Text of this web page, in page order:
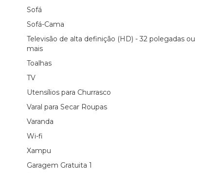
Sofá
Sofá-Cama
Televisão de alta definição (HD) - 32 polegadas ou
mais
Toalhas
TV
Utensílios para Churrasco
Varal para Secar Roupas
Varanda
Wi-fi
Xampu
Garagem Gratuita 1